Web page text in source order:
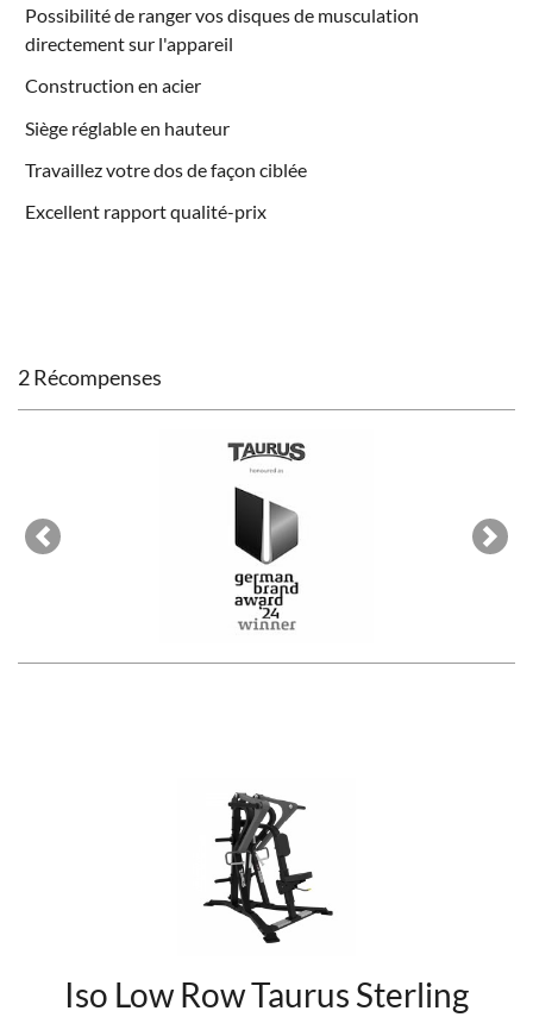
Possibilité de ranger vos disques de musculation
directement sur l'appareil
Construction en acier
Siège réglable en hauteur
Travaillez votre dos de façon ciblée
Excellent rapport qualité-prix
2 Récompenses
Previous Next
Iso Low Row Taurus Sterling